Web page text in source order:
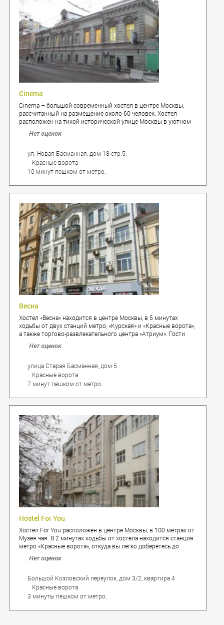
Cinema
Cinema – большой современный хостел в центре Москвы,
рассчитанный на размещение около 60 человек. Хостел
расположен на тихой исторической улице Москвы в уютном
замечательное соседство с Садом Баумана.
Нет оценок
ул. Новая Басманная, дом 18 стр.5.
Красные ворота
10 минут пешком от метро.
Весна
Хостел «Весна» находится в центре Москвы, в 5 минутах
ходьбы от двух станций метро, «Курская» и «Красные ворота»,
а также торгово-развлекательного центра «Атриум». Гости
достопримечательностей города. Рядом с хостелом вас ждет
сад им. Баумана.
Нет оценок
улица Старая Басманная, дом 5
Красные ворота
7 минут пешком от метро.
Hostel For You
Хостел For You расположен в центре Москвы, в 100 метрах от
Музея чая. В 2 минутах ходьбы от хостела находится станция
метро «Красные ворота», откуда вы легко доберетесь до
составляет 6 км.
Нет оценок
Большой Козловский переулок, дом 3/2, квартира 4
Красные ворота
3 минуты пешком от метро.